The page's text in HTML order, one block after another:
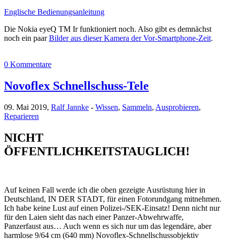
Englische Bedienungsanleitung
Die Nokia eyeQ TM Ir funktioniert noch. Also gibt es demnächst
noch ein paarBilder aus dieser Kamera der Vor-Smartphone-Zeit.
0 Kommentare
Novoflex Schnellschuss-Tele
09. Mai 2019, Ralf Jannke - Wissen, Sammeln, Ausprobieren,
Reparieren
NICHT
ÖFFENTLICHKEITSTAUGLICH!
Auf keinen Fall werde ich die oben gezeigte Ausrüstung hier in
Deutschland, IN DER STADT, für einen Fotorundgang mitnehmen.
Ich habe keine Lust auf einen Polizei-/SEK-Einsatz! Denn nicht nur
für den Laien sieht das nach einer Panzer-Abwehrwaffe,
Panzerfaust aus… Auch wenn es sich nur um das legendäre, aber
harmlose 9/64 cm (640 mm) Novoflex-Schnellschussobjektiv